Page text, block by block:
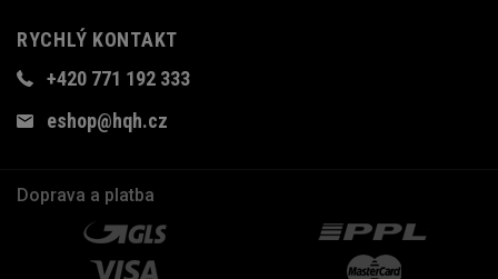
RYCHLÝ KONTAKT
+420 771 192 333
eshop@hqh.cz
Doprava a platba